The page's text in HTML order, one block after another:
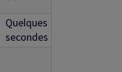
Quelques
secondes